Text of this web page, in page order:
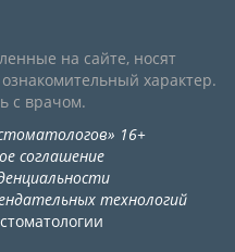
на сайте, носят
характер.
с врачом.
» 16+
соглашение
технологий